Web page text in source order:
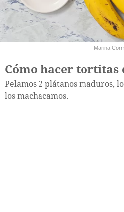
Marina
Cómo hacer tortitas
Pelamos 2 plátanos maduros,
los machacamos.